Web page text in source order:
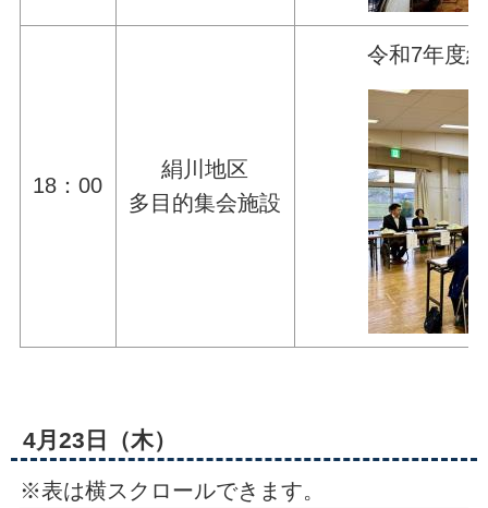
18：00
絹川地区
多目的集会施設
令和7年度
4月23日（木）
※表は横スクロールできます。